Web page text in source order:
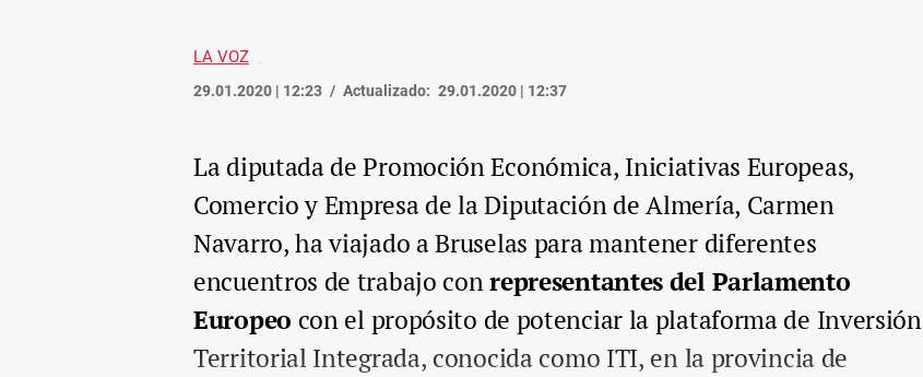
LA VOZ
29.01.2020 | 12:23 Actualizado: 29.01.2020 | 12:37
La diputada de Promoción Económica, Iniciativas Europeas,
Comercio y Empresa de la Diputación de Almería, Carmen
Navarro, ha viajado a Bruselas para mantener diferentes
encuentros de trabajo conrepresentantes del Parlamento
Europeo con el propósito de potenciar la plataforma de Inversión
Territorial Integrada, conocida como ITI, en la provincia de